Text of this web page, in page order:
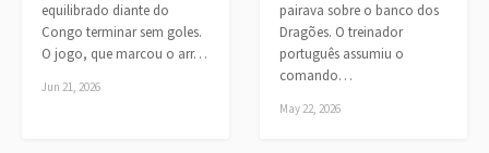
equilibrado diante do
Congo terminar sem goles.
O jogo, que marcou o arr…
Jun 21, 2026
pairava sobre o banco dos
Dragões. O treinador
português assumiu o
comando…
May 22, 2026